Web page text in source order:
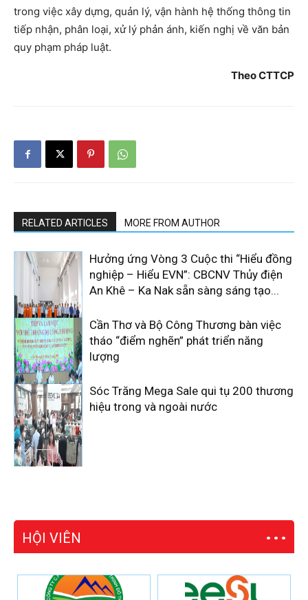
trong việc xây dựng, quản lý, vận hành hệ thống thông tin
tiếp nhận, phân loại, xử lý phản ánh, kiến nghị về văn bản
quy phạm pháp luật.
Theo CTTCP
RELATED ARTICLES MORE FROM AUTHOR
Hưởng ứng Vòng 3 Cuộc thi “Hiểu đồng
nghiệp – Hiểu EVN”: CBCNV Thủy điện
An Khê – Ka Nak sẵn sàng sáng tạo...
Cần Thơ và Bộ Công Thương bàn việc
tháo “điểm nghẽn” phát triển năng
lượng
Sóc Trăng Mega Sale qui tụ 200 thương
hiệu trong và ngoài nước
HỘI VIÊN